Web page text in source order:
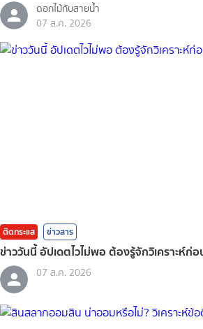
ดอกไม้กับสายน้ำ
07 ส.ค. 2026
ติดกระแส ข่าวสาร
ข่าววันนี้ อัปเดตไวไม่พอ ต้องรู้จักวิเคราะห์ก่อ
07 ส.ค. 2026